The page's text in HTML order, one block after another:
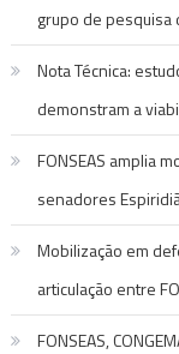
grupo de pesquisa
Nota Técnica:
demonstram a
FONSEAS amplia
senadores
Mobilização em
articulação entre
FONSEAS,